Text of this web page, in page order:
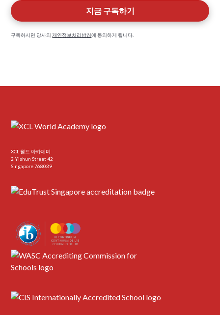
구독하시면 당사의 개인정보처리방침에 동의하게 됩니다.
XCL 월드 아카데미
2 Yishun Street 42
Singapore 768039